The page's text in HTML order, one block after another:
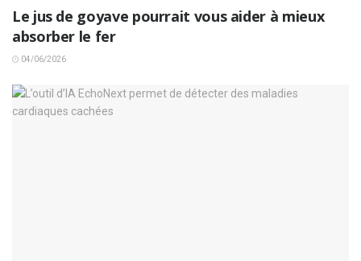
Le jus de goyave pourrait vous aider à mieux
absorber le fer
04/06/2026